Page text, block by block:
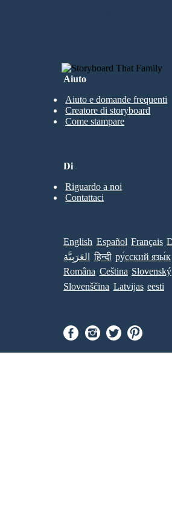
Aiuto
Aiuto e domande frequenti
Creatore di storyboard
Come stampare
Di
Riguardo a noi
Contattaci
English Español Français
العَرَبِيَّة
हिन्दी ру́сский язы́к
Româna Ceština Slovenský
Slovenščina Latvijas eesti